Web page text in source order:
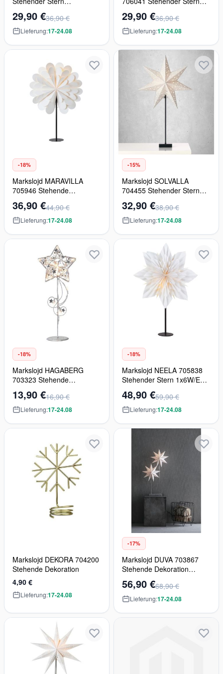
2x0.06W/LED IP20
29,90 €36,90 €
Lieferung:17-24.08
1x25W/E14 IP20
29,90 €36,90 €
Lieferung:17-24.08
-18%
Markslojd MARAVILLA
705946 Stehende
Dekoration 1x6W/E14 IP20
36,90 €44,90 €
Lieferung:17-24.08
-15%
Markslojd SOLVALLA
704455 Stehender Stern
1x25W/E14
32,90 €38,90 €
Lieferung:17-24.08
-18%
Markslojd HAGABERG
703323 Stehende
Dekoration 20x0.06W/LED
2700K
13,90 €16,90 €
Lieferung:17-24.08
-18%
Markslojd NEELA 705838
Stehender Stern 1x6W/E14
IP20
48,90 €59,90 €
Lieferung:17-24.08
Markslojd DEKORA 704200
Stehende Dekoration
4,90 €
Lieferung:17-24.08
-17%
Markslojd DUVA 703867
Stehende Dekoration
2x25W/E14 2700K
56,90 €68,90 €
Lieferung:17-24.08